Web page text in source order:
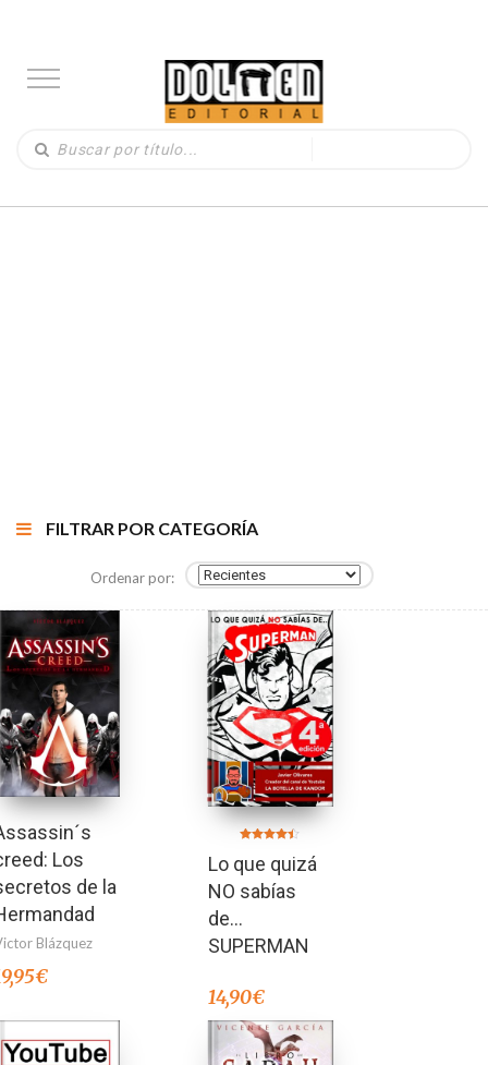
FILTRAR POR CATEGORÍA
Ordenar por:
Los
de la
Blázquez
€
4.40
de 5
Lo que quizá
NO sabías
de…
SUPERMAN
14,90€